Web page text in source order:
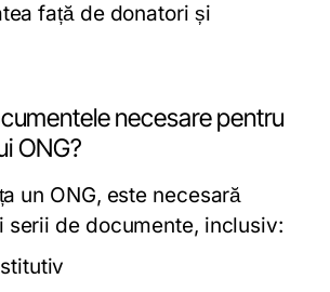
față de donatori și
necesare pentru
ONG?
un ONG, este necesară
serii de documente, inclusiv: